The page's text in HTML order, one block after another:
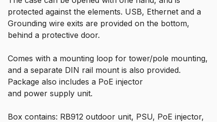
protected against the elements. USB, Ethernet and a
Grounding wire exits are provided on the bottom,
behind a protective door.
Comes with a mounting loop for tower/pole mounting,
and a separate DIN rail mount is also provided.
Package also includes a PoE injector
and power supply unit.
Box contains: RB912 outdoor unit, PSU, PoE injector,